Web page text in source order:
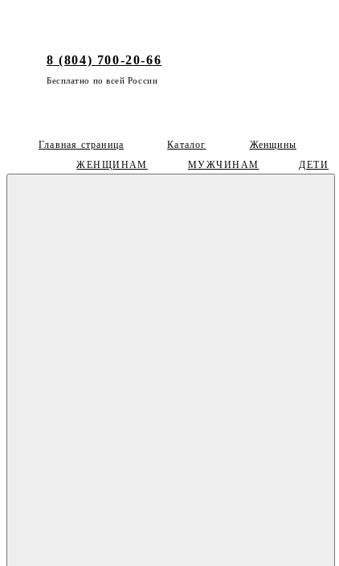
8 (804) 700-20-66
Бесплатно по всей России
ЖЕНЩИНАМ МУЖЧИНАМ ДЕТИ
Главная страница Каталог Женщины